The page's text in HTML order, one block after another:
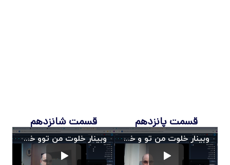
قسمت پانزدهم قسمت شانزدهم